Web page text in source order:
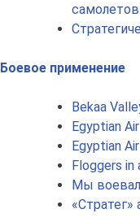
Боевое применение
Bekaa
Egyptian
Egyptian
Floggers in
Мы
«Стратег»